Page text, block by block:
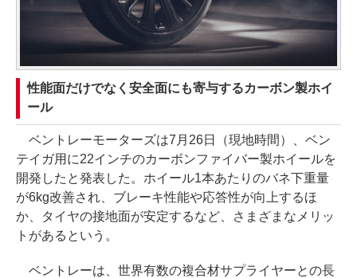
性能面だけでなく安全面にも寄与するカーボン製ホイ
ール
ベントレーモーターズは7月26日（現地時間）、ベン
テイガ用に22インチのカーボンファイバー製ホイールを
開発したと発表した。ホイール1本あたりのバネ下重量
が6kg改善され、ブレーキ性能や応答性が向上するほ
か、タイヤの接地面が安定するなど、さまざまなメリッ
トがあるという。
ベントレーは、世界有数の複合材サプライヤーとの長